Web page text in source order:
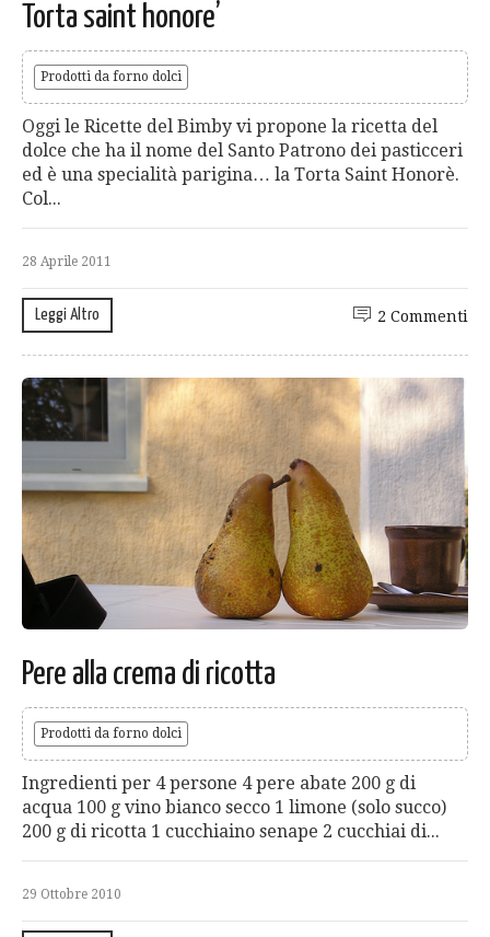
Torta saint honore’
Prodotti da forno dolci
Oggi le Ricette del Bimby vi propone la ricetta del
dolce che ha il nome del Santo Patrono dei pasticceri
ed è una specialità parigina… la Torta Saint Honorè.
Col...
28 Aprile 2011
Leggi Altro 2 Commenti
Pere alla crema di ricotta
Prodotti da forno dolci
Ingredienti per 4 persone 4 pere abate 200 g di
acqua 100 g vino bianco secco 1 limone (solo succo)
200 g di ricotta 1 cucchiaino senape 2 cucchiai di...
29 Ottobre 2010